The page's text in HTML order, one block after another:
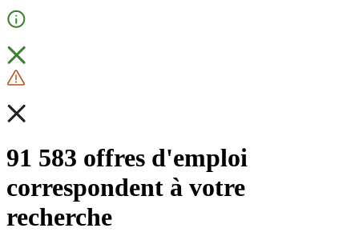
91 583 offres d'emploi
correspondent à votre
recherche